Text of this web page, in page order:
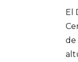
El
de